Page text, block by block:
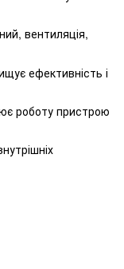
вентиляція,
ефективність і
роботу пристрою